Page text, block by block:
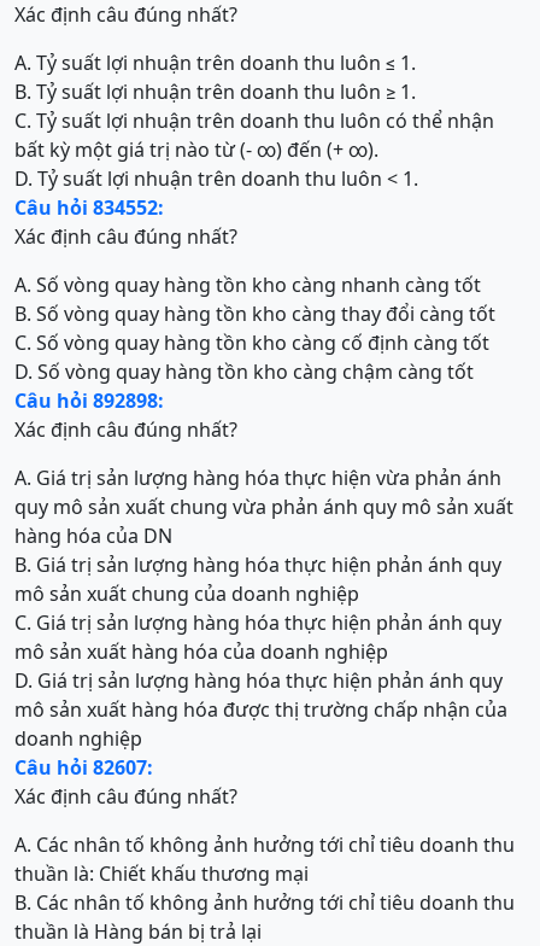
Xác định câu đúng nhất?
A. Tỷ suất lợi nhuận trên doanh thu luôn ≤ 1.
B. Tỷ suất lợi nhuận trên doanh thu luôn ≥ 1.
C. Tỷ suất lợi nhuận trên doanh thu luôn có thể nhận
bất kỳ một giá trị nào từ (- ∞) đến (+ ∞).
D. Tỷ suất lợi nhuận trên doanh thu luôn < 1.
Câu hỏi 834552:
Xác định câu đúng nhất?
A. Số vòng quay hàng tồn kho càng nhanh càng tốt
B. Số vòng quay hàng tồn kho càng thay đổi càng tốt
C. Số vòng quay hàng tồn kho càng cố định càng tốt
D. Số vòng quay hàng tồn kho càng chậm càng tốt
Câu hỏi 892898:
Xác định câu đúng nhất?
A. Giá trị sản lượng hàng hóa thực hiện vừa phản ánh
quy mô sản xuất chung vừa phản ánh quy mô sản xuất
hàng hóa của DN
B. Giá trị sản lượng hàng hóa thực hiện phản ánh quy
mô sản xuất chung của doanh nghiệp
C. Giá trị sản lượng hàng hóa thực hiện phản ánh quy
mô sản xuất hàng hóa của doanh nghiệp
D. Giá trị sản lượng hàng hóa thực hiện phản ánh quy
mô sản xuất hàng hóa được thị trường chấp nhận của
doanh nghiệp
Câu hỏi 82607:
Xác định câu đúng nhất?
A. Các nhân tố không ảnh hưởng tới chỉ tiêu doanh thu
thuần là: Chiết khấu thương mại
B. Các nhân tố không ảnh hưởng tới chỉ tiêu doanh thu
thuần là Hàng bán bị trả lại